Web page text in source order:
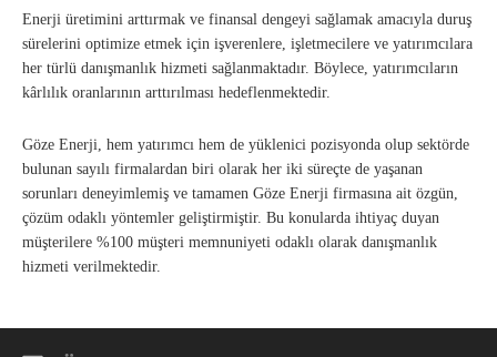
Enerji üretimini arttırmak ve finansal dengeyi sağlamak amacıyla duruş
sürelerini optimize etmek için işverenlere, işletmecilere ve yatırımcılara
her türlü danışmanlık hizmeti sağlanmaktadır. Böylece, yatırımcıların
kârlılık oranlarının arttırılması hedeflenmektedir.
Göze Enerji, hem yatırımcı hem de yüklenici pozisyonda olup sektörde
bulunan sayılı firmalardan biri olarak her iki süreçte de yaşanan
sorunları deneyimlemiş ve tamamen Göze Enerji firmasına ait özgün,
çözüm odaklı yöntemler geliştirmiştir. Bu konularda ihtiyaç duyan
müşterilere %100 müşteri memnuniyeti odaklı olarak danışmanlık
hizmeti verilmektedir.